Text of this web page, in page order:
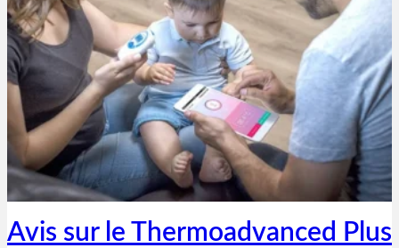
Thibaut Parent
4 avril 2019
Avis sur le Thermoadvanced Plus